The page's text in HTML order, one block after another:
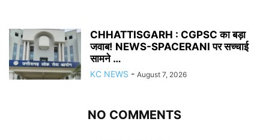
CHHATTISGARH : CGPSC का बड़ा
जवाब! NEWS-SPACERANI पर सच्चाई
सामने …
KC NEWS - August 7, 2026
NO COMMENTS